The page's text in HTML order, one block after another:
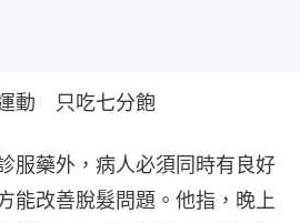
動　只吃七分飽
服藥外，病人必須同時有良好
能改善脫髮問題。他指，晚上